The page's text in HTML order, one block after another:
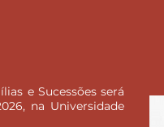
e Sucessões será
na Universidade